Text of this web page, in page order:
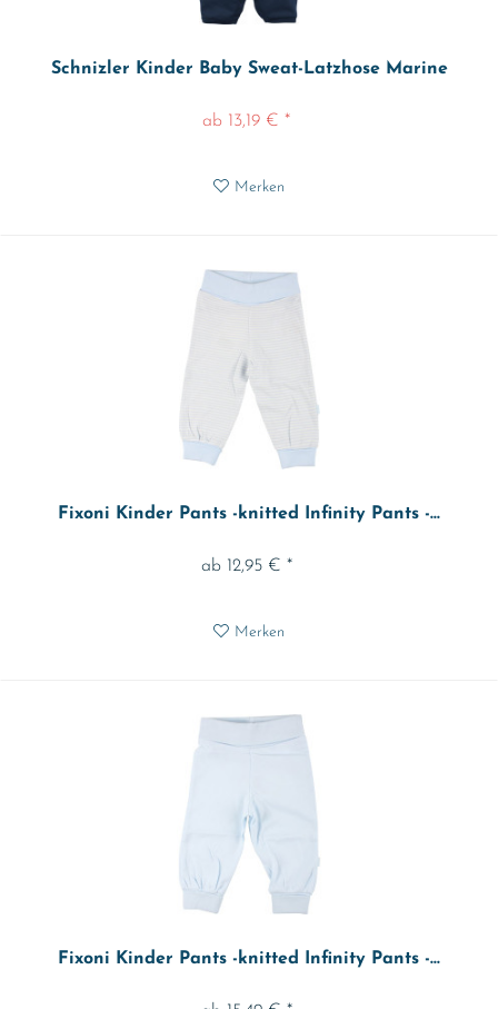
Schnizler Kinder Baby Sweat-Latzhose Marine
ab 13,19 € *
Merken
Fixoni Kinder Pants -knitted Infinity Pants -...
ab 12,95 € *
Merken
Fixoni Kinder Pants -knitted Infinity Pants -...